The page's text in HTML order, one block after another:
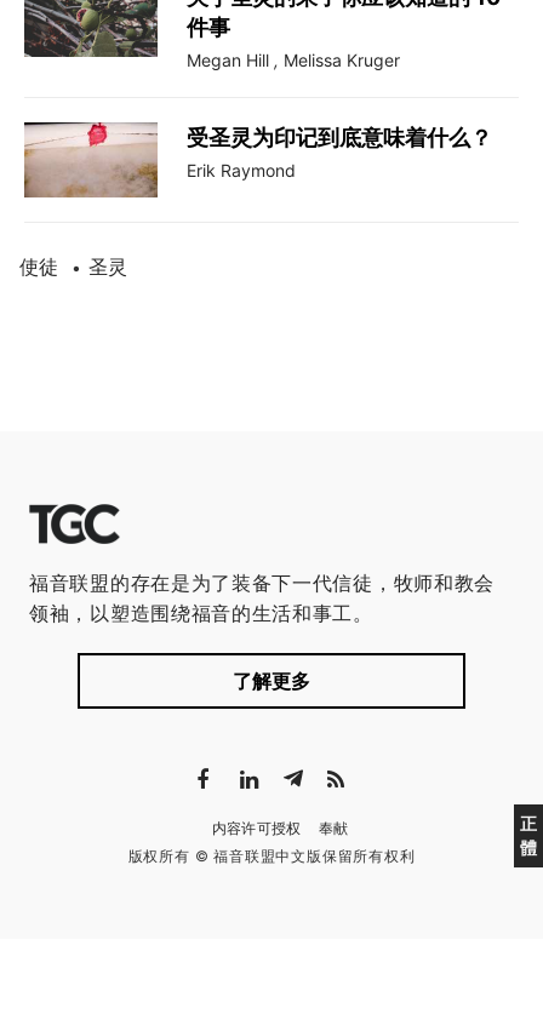
件事
Megan Hill , Melissa Kruger
受圣灵为印记到底意味着什么？
Erik Raymond
使徒 • 圣灵
正
體
福音联盟的存在是为了装备下一代信徒，牧师和教会
领袖，以塑造围绕福音的生活和事工。
了解更多
内容许可授权
奉献
版权所有 © 福音联盟中文版保留所有权利